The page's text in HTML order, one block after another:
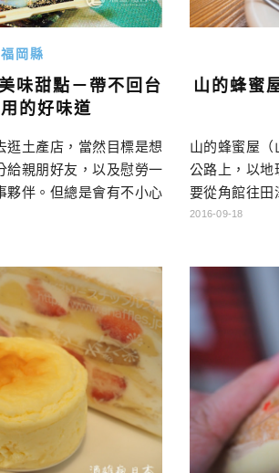
岡縣
味甜點－帶不回台
的好味道
逛土產店，當然目標是想
給親朋好友，以及慰勞一
夥伴。但總是會有不小心
吃的點心這種時候吧！
要帶大家逛逛MING裡，
而不見的美味甜點們！ MI
山的蜂蜜
山的蜂蜜屋（
公路上，以地
要從角館往田
它。這個有趣
點都不熱。甜
味都還不錯
2016-09-18